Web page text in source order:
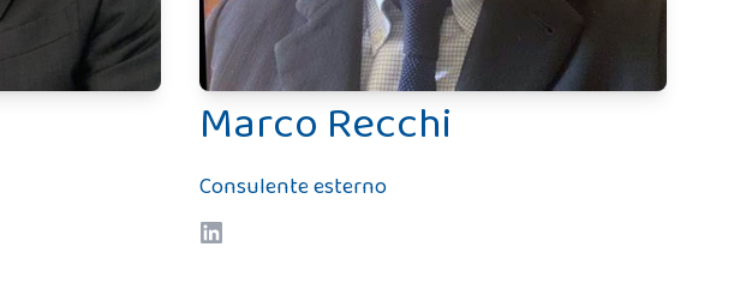
Marco Recchi
Consulente esterno
LinkedIn